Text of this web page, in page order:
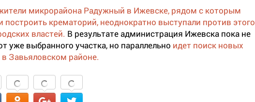
микрорайона Радужный в Ижевске, рядом с которым
построить крематорий, неоднократно выступали против этого
властей. В результате администрация Ижевска пока не
уже выбранного участка, но параллельно идет поиск новых
Завьяловском районе.